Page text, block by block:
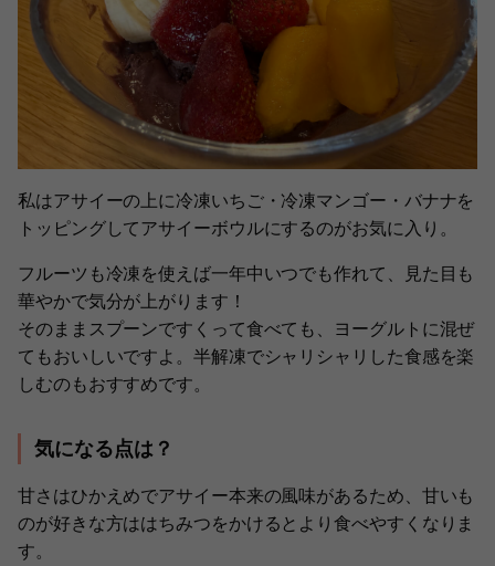
私はアサイーの上に冷凍いちご・冷凍マンゴー・バナナを
トッピングしてアサイーボウルにするのがお気に入り。
フルーツも冷凍を使えば一年中いつでも作れて、見た目も
華やかで気分が上がります！
そのままスプーンですくって食べても、ヨーグルトに混ぜ
てもおいしいですよ。半解凍でシャリシャリした食感を楽
しむのもおすすめです。
気になる点は？
甘さはひかえめでアサイー本来の風味があるため、甘いも
のが好きな方ははちみつをかけるとより食べやすくなりま
す。